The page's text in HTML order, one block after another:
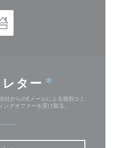
ター *
社からのEメールによる個別コミ
ングオファーを受け取る。